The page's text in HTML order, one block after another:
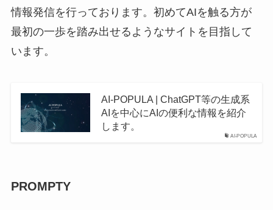
情報発信を行っております。初めてAIを触る方が
最初の一歩を踏み出せるようなサイトを目指して
います。
AI-POPULA
AI-POPULA | ChatGPT等の生成系
AIを中心にAIの便利な情報を紹介
します。
PROMPTY